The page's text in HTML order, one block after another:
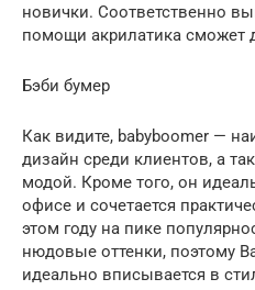
новички. Соответственно
помощи акрилатика сможет
Бэби бумер
Как видите, babyboomer —
дизайн среди клиентов, а
модой. Кроме того, он
офисе и сочетается
этом году на пике
нюдовые оттенки, поэтому
идеально вписывается в